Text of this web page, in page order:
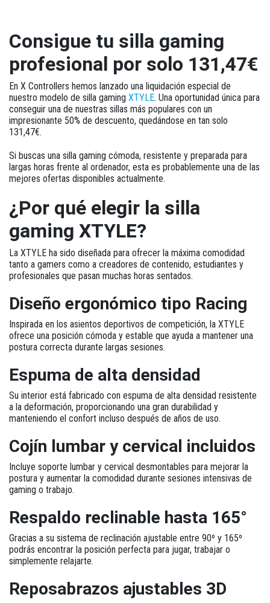
Consigue tu silla gaming
profesional por solo 131,47€
En X Controllers hemos lanzado una liquidación especial de
nuestro modelo de silla gaming XTYLE. Una oportunidad única para
conseguir una de nuestras sillas más populares con un
impresionante 50% de descuento, quedándose en tan solo
131,47€.
Si buscas una silla gaming cómoda, resistente y preparada para
largas horas frente al ordenador, esta es probablemente una de las
mejores ofertas disponibles actualmente.
¿Por qué elegir la silla
gaming XTYLE?
La XTYLE ha sido diseñada para ofrecer la máxima comodidad
tanto a gamers como a creadores de contenido, estudiantes y
profesionales que pasan muchas horas sentados.
Diseño ergonómico tipo Racing
Inspirada en los asientos deportivos de competición, la XTYLE
ofrece una posición cómoda y estable que ayuda a mantener una
postura correcta durante largas sesiones.
Espuma de alta densidad
Su interior está fabricado con espuma de alta densidad resistente
a la deformación, proporcionando una gran durabilidad y
manteniendo el confort incluso después de años de uso.
Cojín lumbar y cervical incluidos
Incluye soporte lumbar y cervical desmontables para mejorar la
postura y aumentar la comodidad durante sesiones intensivas de
gaming o trabajo.
Respaldo reclinable hasta 165°
Gracias a su sistema de reclinación ajustable entre 90º y 165º
podrás encontrar la posición perfecta para jugar, trabajar o
simplemente relajarte.
Reposabrazos ajustables 3D